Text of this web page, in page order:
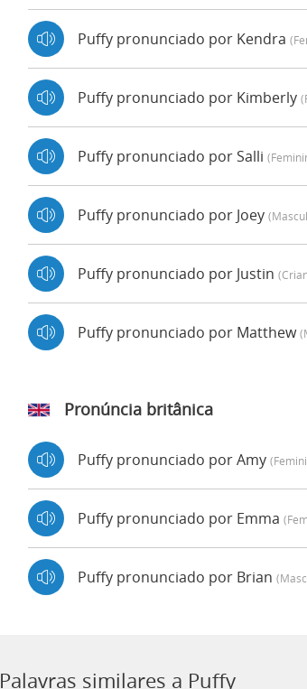
Puffy pronunciado por Kendra
Puffy pronunciado por Kimberly
Puffy pronunciado por Salli
Puffy pronunciado por Joey
Puffy pronunciado por Justin
Puffy pronunciado por Matthew
Pronúncia britânica
Puffy pronunciado por Amy
Puffy pronunciado por Emma
Puffy pronunciado por Brian
Palavras similares a Puffy